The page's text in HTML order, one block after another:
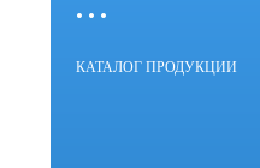
• • •
КАТАЛОГ ПРОДУКЦИИ